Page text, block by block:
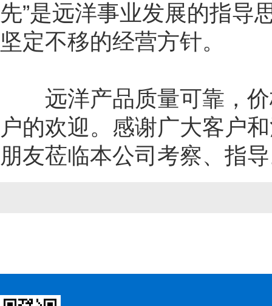
先”是远洋事业发展的指导
坚定不移的经营方针。
远洋产品质量可靠，价
户的欢迎。感谢广大客户
朋友莅临本公司考察、指